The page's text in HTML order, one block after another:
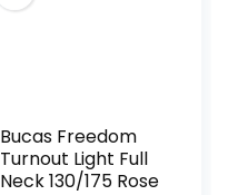
Bucas Freedom
Turnout Light Full
Neck 130/175 Rose